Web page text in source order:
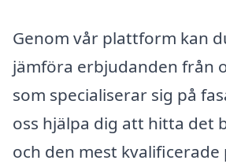
Genom vår plattform kan
jämföra erbjudanden från
som specialiserar sig på
oss hjälpa dig att hitta det
och den mest kvalificerade